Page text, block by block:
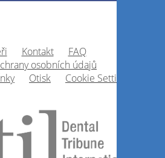
Kontakt
FAQ
osobních údajů
Otisk Cookie Settings